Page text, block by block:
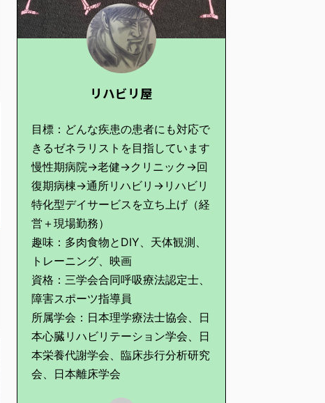
リハビリ屋
目標：どんな疾患の患者にも対応で
きるゼネラリストを目指しています
慢性期病院→老健→クリニック→回
復期病棟→通所リハビリ→リハビリ
特化型デイサービスを立ち上げ（経
営＋現場勤務）
趣味：多肉食物とDIY、天体観測、
トレーニング、映画
資格：三学会合同呼吸療法認定士、
障害スポーツ指導員
所属学会：日本理学療法士協会、日
本心臓リハビリテーション学会、日
本栄養代謝学会、臨床歩行分析研究
会、日本離床学会